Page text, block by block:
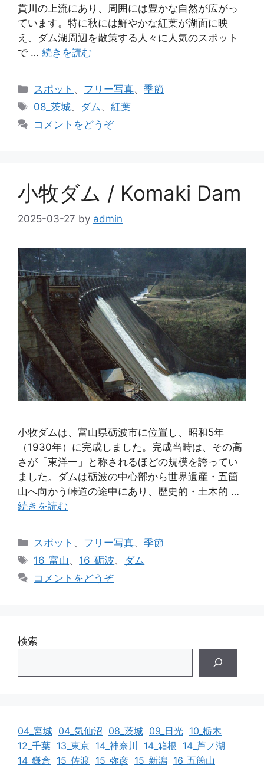
貫川の上流にあり、周囲には豊かな自然が広がっ
ています。特に秋には鮮やかな紅葉が湖面に映
え、ダム湖周辺を散策する人々に人気のスポット
で … 続きを読む
カ
テ
リ
スポット 、 フリー写真、季節
タ
08_茨城、 ダム 、紅葉
コメントをどうぞ
小牧ダム / Komaki Dam
2025-03-27 by admin
小牧ダムは、富山県砺波市に位置し、昭和5年
（1930年）に完成しました。完成当時は、その高
さが「東洋一」と称されるほどの規模を誇ってい
ました。ダムは砺波の中心部から世界遺産・五箇
山へ向かう峠道の途中にあり、歴史的・土木的 …
続きを読む
カ
テ
リ
スポット 、 フリー写真、季節
タ
16_富山 、 16_砺波、 ダム
コメントをどうぞ
検索
04_宮城 04_気仙沼 08_茨城 09_日光 10_栃木
12_千葉 13_東京 14_神奈川 14_箱根 14_芦ノ湖
14_鎌倉 15_佐渡 15_弥彦 15_新潟 16_五箇山